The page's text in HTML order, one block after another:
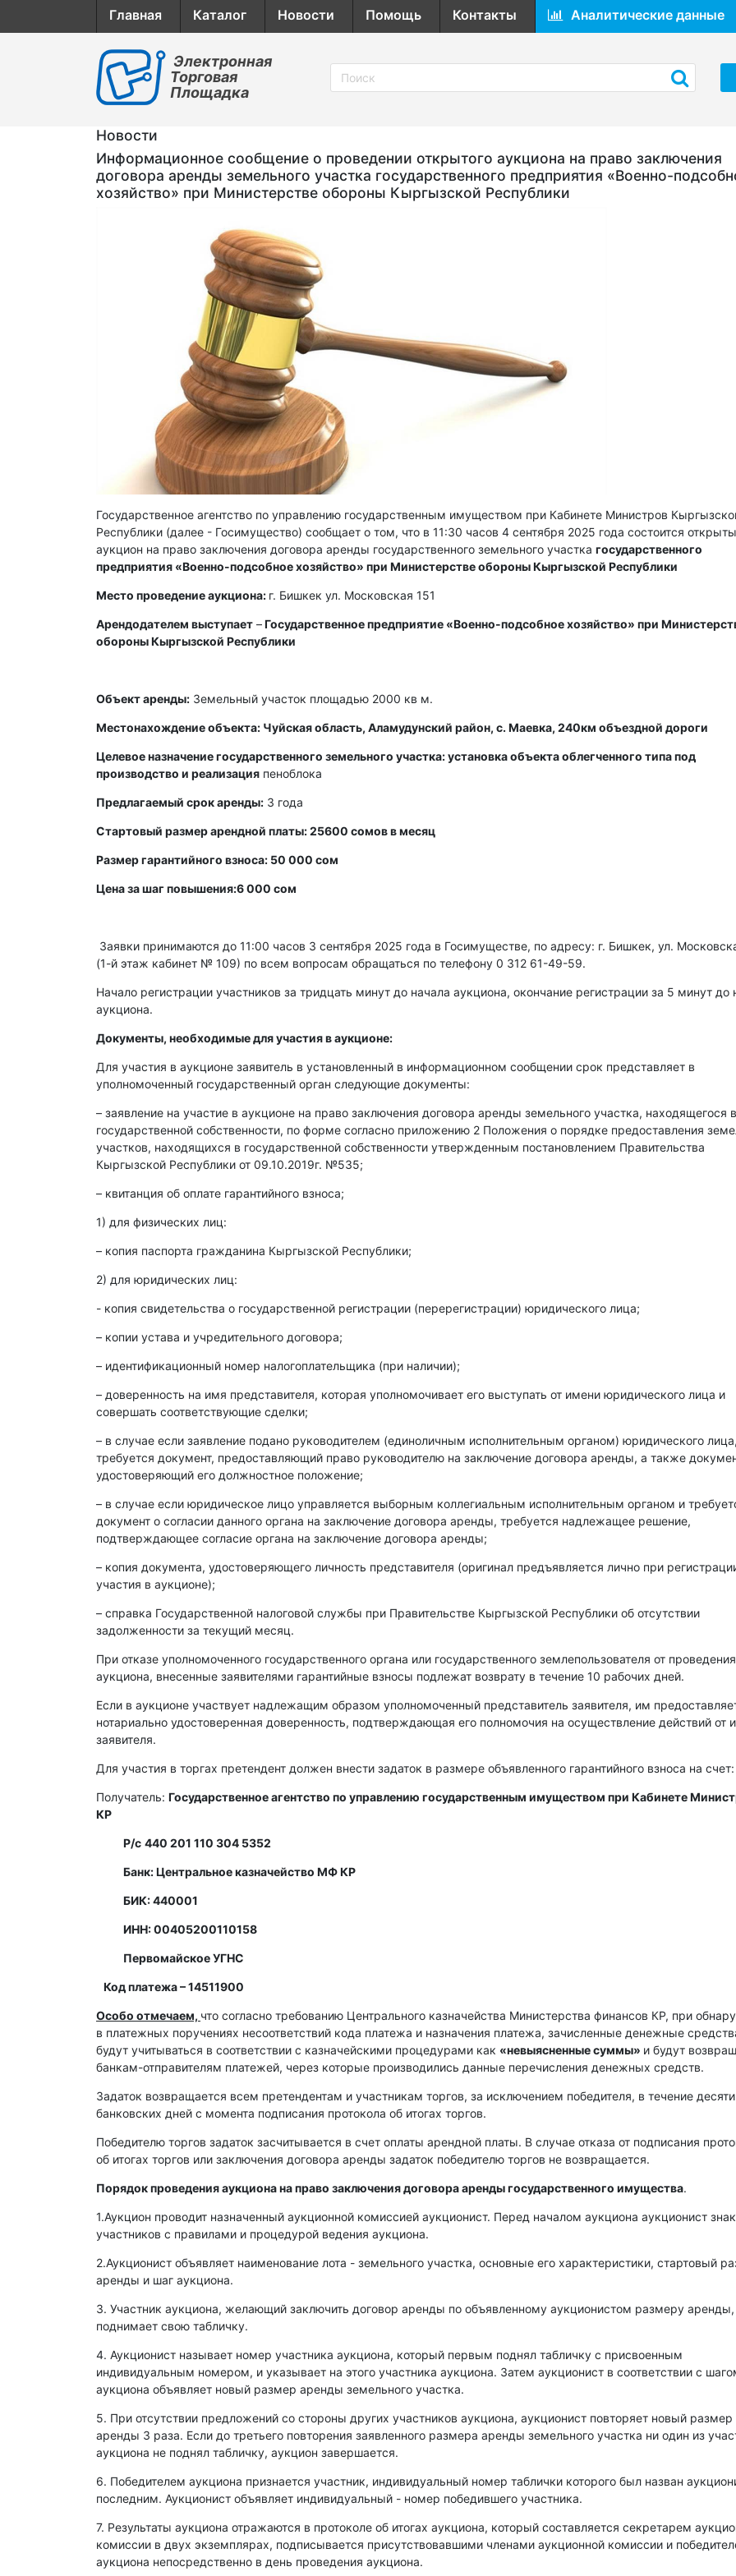
Главная Каталог Новости Помощь Контакты Аналитические данные
Электронная
Торговая
Площадка
Новости
Информационное сообщение о проведении открытого аукциона на право заключения
договора аренды земельного участка государственного предприятия «Военно-
хозяйство» при Министерстве обороны Кыргызской Республики
Государственное агентство по управлению государственным имуществом при Кабинете Министров
Республики (далее - Госимущество) сообщает о том, что в 11:30 часов 4 сентября 2025 года состоится
аукцион на право заключения договора аренды государственного земельного участка государственного
предприятия «Военно-подсобное хозяйство» при Министерстве обороны Кыргызской Республики
Место проведение аукциона: г. Бишкек ул. Московская 151
Арендодателем выступает –Государственное предприятие «Военно-подсобное хозяйство» при
обороны Кыргызской Республики
Объект аренды: Земельный участок площадью 2000 кв м.
Местонахождение объекта: Чуйская область, Аламудунский район, с. Маевка, 240км объездной дороги
Целевое назначение государственного земельного участка: установка объекта облегченного типа под
производство и реализация пеноблока
Предлагаемый срок аренды: 3 года
Стартовый размер арендной платы: 25600 сомов в месяц
Размер гарантийного взноса: 50 000 сом
Цена за шаг повышения:6 000 сом
Заявки принимаются до 11:00 часов 3 сентября 2025 года в Госимуществе, по адресу: г. Бишкек, ул.
(1-й этаж кабинет № 109) по всем вопросам обращаться по телефону 0 312 61-49-59.
Начало регистрации участников за тридцать минут до начала аукциона, окончание регистрации за 5 минут до
аукциона.
Документы, необходимые для участия в аукционе:
Для участия в аукционе заявитель в установленный в информационном сообщении срок представляет в
уполномоченный государственный орган следующие документы:
– заявление на участие в аукционе на право заключения договора аренды земельного участка, находящегося в
государственной собственности, по форме согласно приложению 2 Положения о порядке предоставления
участков, находящихся в государственной собственности утвержденным постановлением Правительства
Кыргызской Республики от 09.10.2019г. №535;
– квитанция об оплате гарантийного взноса;
1) для физических лиц:
– копия паспорта гражданина Кыргызской Республики;
2) для юридических лиц:
- копия свидетельства о государственной регистрации (перерегистрации) юридического лица;
– копии устава и учредительного договора;
– идентификационный номер налогоплательщика (при наличии);
– доверенность на имя представителя, которая уполномочивает его выступать от имени юридического лица и
совершать соответствующие сделки;
– в случае если заявление подано руководителем (единоличным исполнительным органом) юридического лица,
требуется документ, предоставляющий право руководителю на заключение договора аренды, а также
удостоверяющий его должностное положение;
– в случае если юридическое лицо управляется выборным коллегиальным исполнительным органом и
документ о согласии данного органа на заключение договора аренды, требуется надлежащее решение,
подтверждающее согласие органа на заключение договора аренды;
– копия документа, удостоверяющего личность представителя (оригинал предъявляется лично при
участия в аукционе);
– справка Государственной налоговой службы при Правительстве Кыргызской Республики об отсутствии
задолженности за текущий месяц.
При отказе уполномоченного государственного органа или государственного землепользователя от проведения
аукциона, внесенные заявителями гарантийные взносы подлежат возврату в течение 10 рабочих дней.
Если в аукционе участвует надлежащим образом уполномоченный представитель заявителя, им
нотариально удостоверенная доверенность, подтверждающая его полномочия на осуществление действий от
заявителя.
Для участия в торгах претендент должен внести задаток в размере объявленного гарантийного взноса на счет:
Получатель: Государственное агентство по управлению государственным имуществом при Кабинете
КР
Р/с 440 201 110 304 5352
Банк: Центральное казначейство МФ КР
БИК: 440001
ИНН: 00405200110158
Первомайское УГНС
Код платежа – 14511900
Особо отмечаем, что согласно требованию Центрального казначейства Министерства финансов КР, при
в платежных поручениях несоответствий кода платежа и назначения платежа, зачисленные денежные
будут учитываться в соответствии с казначейскими процедурами как «невыясненные суммы» и будут
банкам-отправителям платежей, через которые производились данные перечисления денежных средств.
Задаток возвращается всем претендентам и участникам торгов, за исключением победителя, в течение десяти
банковских дней с момента подписания протокола об итогах торгов.
Победителю торгов задаток засчитывается в счет оплаты арендной платы. В случае отказа от подписания
об итогах торгов или заключения договора аренды задаток победителю торгов не возвращается.
Порядок проведения аукциона на право заключения договора аренды государственного имущества.
1.Аукцион проводит назначенный аукционной комиссией аукционист. Перед началом аукциона аукционист
участников с правилами и процедурой ведения аукциона.
2.Аукционист объявляет наименование лота - земельного участка, основные его характеристики, стартовый
аренды и шаг аукциона.
3. Участник аукциона, желающий заключить договор аренды по объявленному аукционистом размеру аренды,
поднимает свою табличку.
4. Аукционист называет номер участника аукциона, который первым поднял табличку с присвоенным
индивидуальным номером, и указывает на этого участника аукциона. Затем аукционист в соответствии с
аукциона объявляет новый размер аренды земельного участка.
5. При отсутствии предложений со стороны других участников аукциона, аукционист повторяет новый размер
аренды 3 раза. Если до третьего повторения заявленного размера аренды земельного участка ни один из
аукциона не поднял табличку, аукцион завершается.
6. Победителем аукциона признается участник, индивидуальный номер таблички которого был назван
последним. Аукционист объявляет индивидуальный - номер победившего участника.
7. Результаты аукциона отражаются в протоколе об итогах аукциона, который составляется секретарем
комиссии в двух экземплярах, подписывается присутствовавшими членами аукционной комиссии и
аукциона непосредственно в день проведения аукциона.